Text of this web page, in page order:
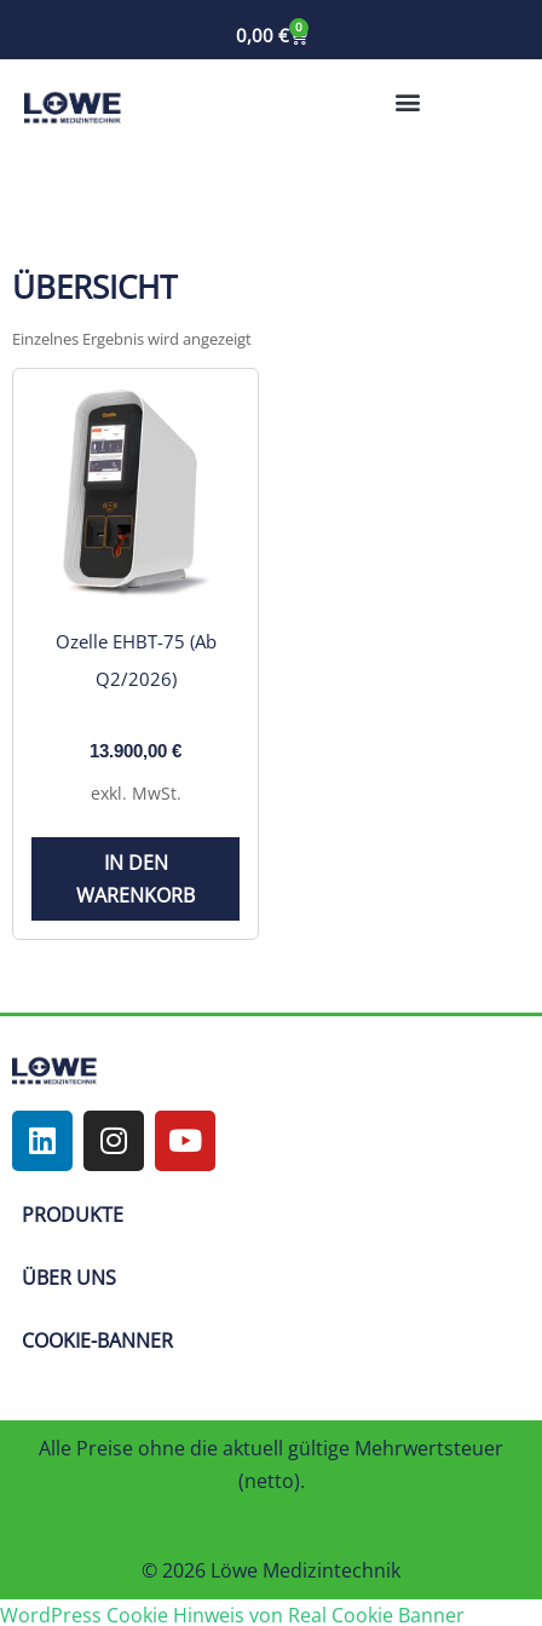
0,00 € 0
ÜBERSICHT
Einzelnes Ergebnis wird angezeigt
Ozelle EHBT-75 (Ab
Q2/2026)
13.900,00 €
exkl. MwSt.
IN DEN
WARENKORB
PRODUKTE
ÜBER UNS
COOKIE-BANNER
Alle Preise ohne die aktuell gültige Mehrwertsteuer
(netto).
© 2026 Löwe Medizintechnik
WordPress Cookie Hinweis von Real Cookie Banner